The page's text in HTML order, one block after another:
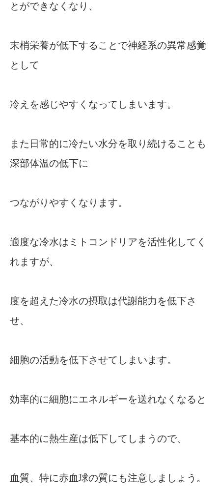
とができなくなり、
末梢栄養が低下することで神経系の異常感覚
として
冷えを感じやすくなってしまいます。
また日常的に冷たい水分を取り続けることも
深部体温の低下に
つながりやすくなります。
適度な冷水はミトコンドリアを活性化してく
れますが、
度を超えた冷水の摂取は代謝能力を低下さ
せ、
細胞の活動を低下させてしまいます。
効率的に細胞にエネルギーを送れなくなると
基本的に熱生産は低下してしまうので、
血質、特に赤血球の質にも注意しましょう。